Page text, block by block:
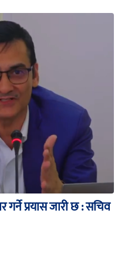
प्रयास जारी छ : सचिव